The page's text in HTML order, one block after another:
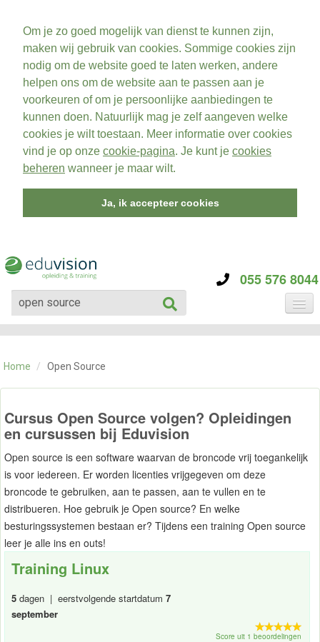
Om je zo goed mogelijk van dienst te kunnen zijn,
maken wij gebruik van cookies. Sommige cookies zijn
nodig om de website goed te laten werken, andere
helpen ons om de website aan te passen aan je
voorkeuren of om je persoonlijke aanbiedingen te
kunnen doen. Natuurlijk mag je zelf aangeven welke
cookies je wilt toestaan. Meer informatie over cookies
vind je op onze cookie-pagina. Je kunt je cookies
beheren wanneer je maar wilt.
Ja, ik accepteer cookies
055 576 8044
CATEGORIE
OVER ONS
CONTACT
Home / Open Source
Cursus Open Source volgen? Opleidingen
en cursussen bij Eduvision
Open source is een software waarvan de broncode vrij toegankelijk
is voor iedereen. Er worden licenties vrijgegeven om deze
broncode te gebruiken, aan te passen, aan te vullen en te
distribueren. Hoe gebruik je Open source? En welke
besturingssystemen bestaan er? Tijdens een training Open source
leer je alle ins en outs!
Training Linux
5 dagen | eerstvolgende startdatum 7
september
Score uit 1 beoordelingen